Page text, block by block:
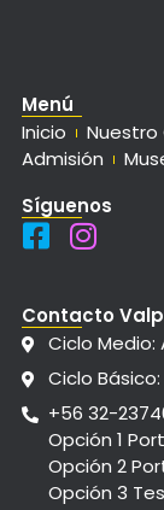
Menú
Inicio
Nuestro
Admisión
Síguenos
Contacto
Ciclo Medio:
Ciclo
+56 32-
Opción 1
Opción 2
Opción 3